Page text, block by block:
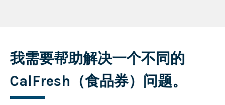
我需要帮助解决一个不同的
CalFresh（食品券）问题。